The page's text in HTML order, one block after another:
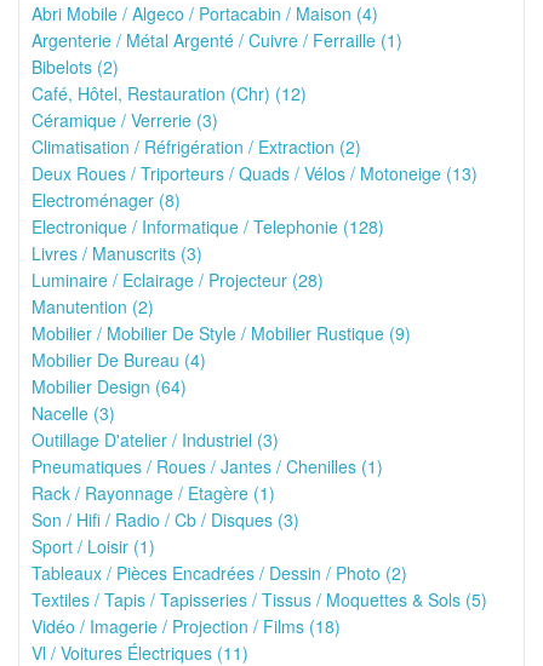
Abri Mobile / Algeco / Portacabin / Maison (4)
Argenterie / Métal Argenté / Cuivre / Ferraille (1)
Bibelots (2)
Café, Hôtel, Restauration (Chr) (12)
Céramique / Verrerie (3)
Climatisation / Réfrigération / Extraction (2)
Deux Roues / Triporteurs / Quads / Vélos / Motoneige (13)
Electroménager (8)
Electronique / Informatique / Telephonie (128)
Livres / Manuscrits (3)
Luminaire / Eclairage / Projecteur (28)
Manutention (2)
Mobilier / Mobilier De Style / Mobilier Rustique (9)
Mobilier De Bureau (4)
Mobilier Design (64)
Nacelle (3)
Outillage D'atelier / Industriel (3)
Pneumatiques / Roues / Jantes / Chenilles (1)
Rack / Rayonnage / Etagère (1)
Son / Hifi / Radio / Cb / Disques (3)
Sport / Loisir (1)
Tableaux / Pièces Encadrées / Dessin / Photo (2)
Textiles / Tapis / Tapisseries / Tissus / Moquettes & Sols (5)
Vidéo / Imagerie / Projection / Films (18)
Vl / Voitures Électriques (11)